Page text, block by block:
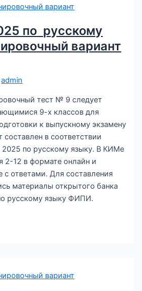
по русскому
вариант
admin
тест № 9 следует
9-х классов для
к выпускному экзамену
составлен в соответствии
по русскому языку. В КИМе
2-12 в формате онлайн и
с ответами. Для составления
материалы открытого банка
русскому языку ФИПИ.